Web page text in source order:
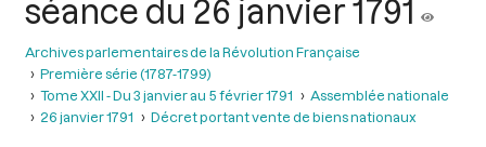
séance du 26 janvier 1791
Archives parlementaires de la Révolution Française
Première série (1787-1799)
Tome XXII - Du 3 janvier au 5 février 1791
Assemblée nationale
26 janvier 1791
Décret portant vente de biens nationaux